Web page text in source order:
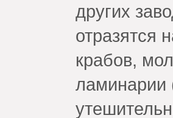
других
отразятся
крабов,
ламинарии